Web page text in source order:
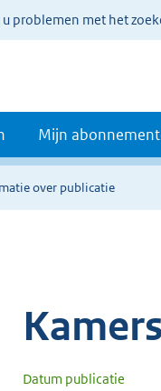
problemen met het
Mijn
over publicatie
Datum publicatie